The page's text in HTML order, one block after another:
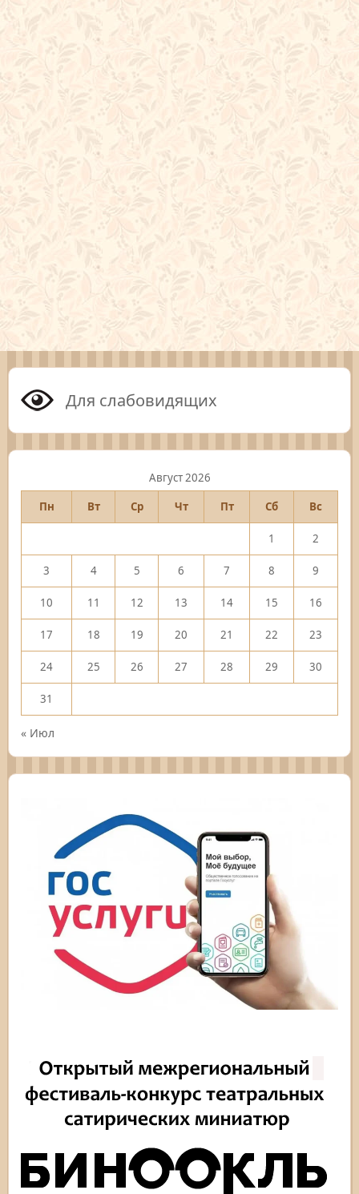
Для слабовидящих
Август 2026
Пн
Вт Ср Чт Пт Сб Вс
1 2
3 4 5 6 7 8 9
10 11 12 13 14 15 16
17 18 19 20 21 22 23
24 25 26 27 28 29 30
31
« Июл